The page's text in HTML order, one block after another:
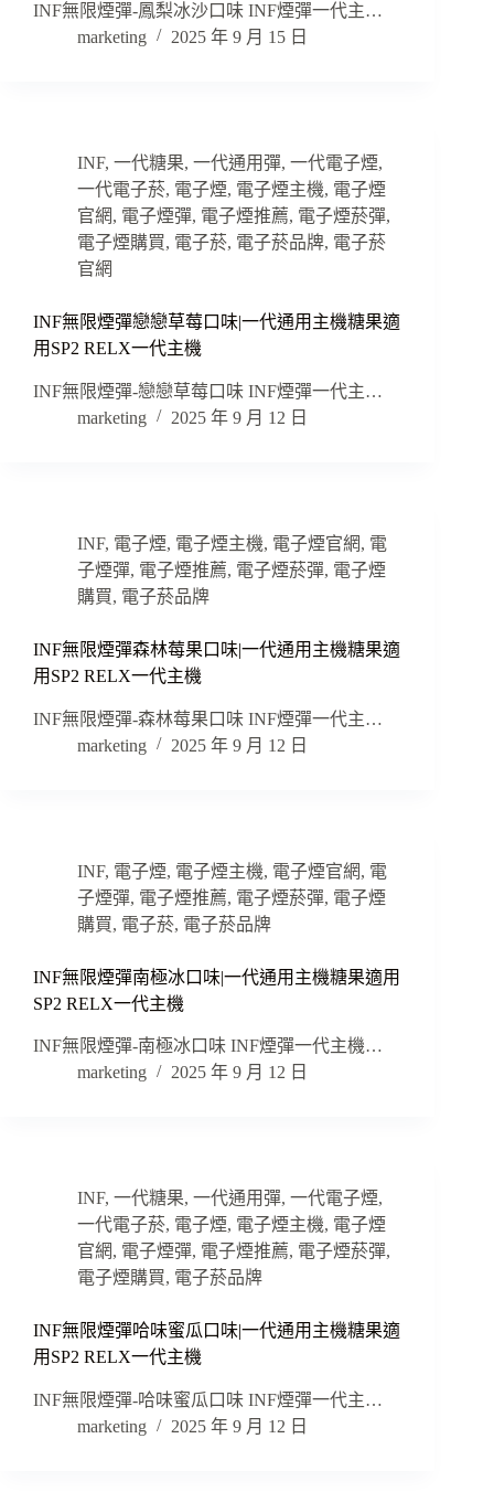
INF無限煙彈-鳳梨冰沙口味 INF煙彈一代主…
marketing
2025 年 9 月 15 日
INF, 一代糖果, 一代通用彈, 一代電子煙,
一代電子菸, 電子煙, 電子煙主機, 電子煙
官網, 電子煙彈, 電子煙推薦, 電子煙菸彈,
電子煙購買, 電子菸, 電子菸品牌, 電子菸
官網
INF無限煙彈戀戀草莓口味|一代通用主機糖果適
用SP2 RELX一代主機
INF無限煙彈-戀戀草莓口味 INF煙彈一代主…
marketing
2025 年 9 月 12 日
INF, 電子煙, 電子煙主機, 電子煙官網, 電
子煙彈, 電子煙推薦, 電子煙菸彈, 電子煙
購買, 電子菸品牌
INF無限煙彈森林莓果口味|一代通用主機糖果適
用SP2 RELX一代主機
INF無限煙彈-森林莓果口味 INF煙彈一代主…
marketing
2025 年 9 月 12 日
INF, 電子煙, 電子煙主機, 電子煙官網, 電
子煙彈, 電子煙推薦, 電子煙菸彈, 電子煙
購買, 電子菸, 電子菸品牌
INF無限煙彈南極冰口味|一代通用主機糖果適用
SP2 RELX一代主機
INF無限煙彈-南極冰口味 INF煙彈一代主機…
marketing
2025 年 9 月 12 日
INF, 一代糖果, 一代通用彈, 一代電子煙,
一代電子菸, 電子煙, 電子煙主機, 電子煙
官網, 電子煙彈, 電子煙推薦, 電子煙菸彈,
電子煙購買, 電子菸品牌
INF無限煙彈哈味蜜瓜口味|一代通用主機糖果適
用SP2 RELX一代主機
INF無限煙彈-哈味蜜瓜口味 INF煙彈一代主…
marketing
2025 年 9 月 12 日